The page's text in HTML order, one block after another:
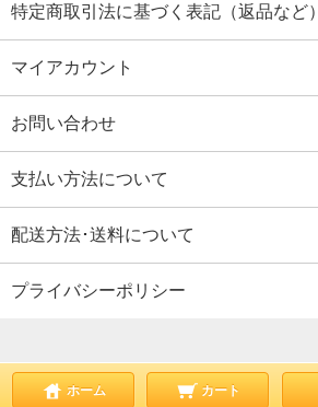
特定商取引法に基づく表記（返品など）
マイアカウント
お問い合わせ
支払い方法について
配送方法･送料について
プライバシーポリシー
ホーム カート